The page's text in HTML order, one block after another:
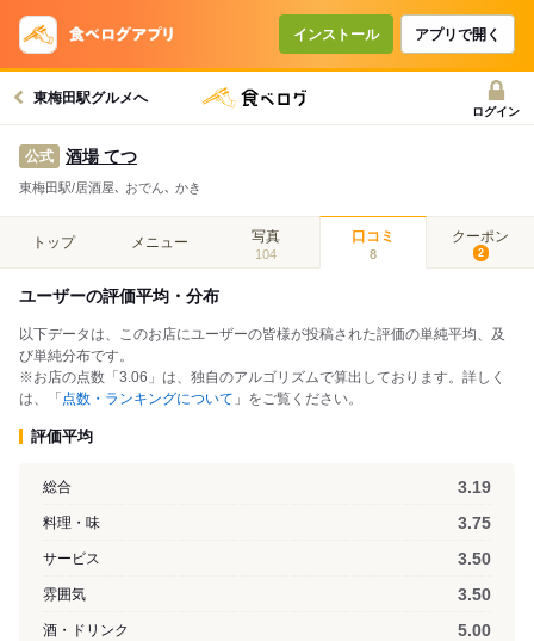
インストール アプリで開く
東梅田駅グルメへ
ログイン
公式 酒場 てつ
東梅田駅/居酒屋､ おでん､ かき
トップ メニュー 写真
104
口コミ
8
クーポン
2
ユーザーの評価平均・分布
以下データは、このお店にユーザーの皆様が投稿された評価の単純平均、及
び単純分布です。
※お店の点数「3.06」は、独自のアルゴリズムで算出しております。詳しく
は、「 点数・ランキングについて 」をご覧ください。
評価平均
総合 3.19
料理・味 3.75
サービス 3.50
雰囲気 3.50
酒・ドリンク 5.00